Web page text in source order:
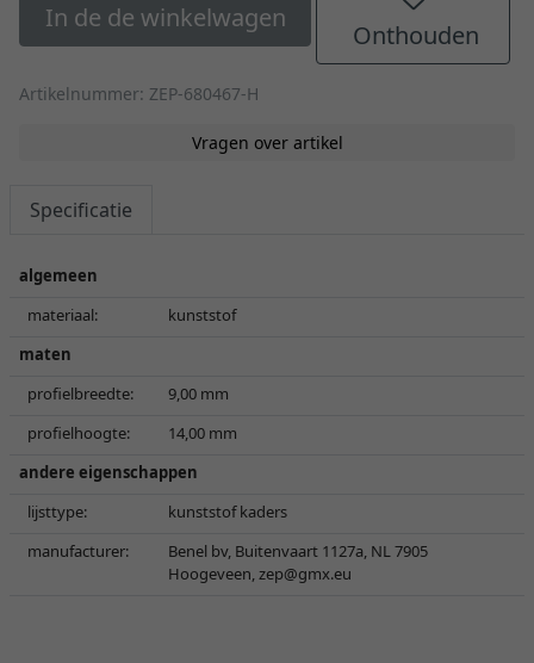
In de de winkelwagen
Onthouden
Artikelnummer: ZEP-680467-H
Vragen over artikel
Specificatie
algemeen
materiaal:
kunststof
maten
profielbreedte:
9,00 mm
profielhoogte:
14,00 mm
andere eigenschappen
lijsttype:
kunststof kaders
manufacturer:
Benel bv, Buitenvaart 1127a, NL 7905
Hoogeveen,zep@gmx.eu